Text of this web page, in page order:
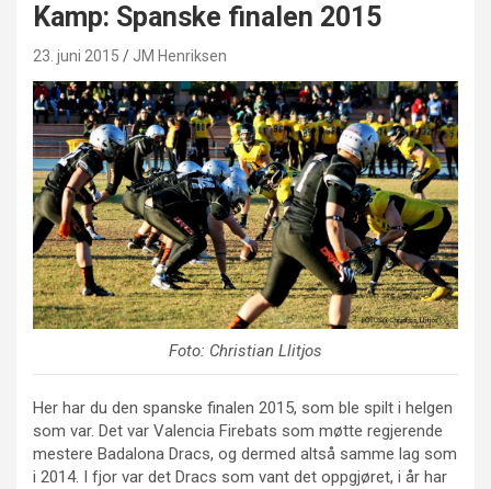
Kamp: Spanske finalen 2015
23. juni 2015 JM Henriksen
Foto: Christian Llitjos
Her har du den spanske finalen 2015, som ble spilt i helgen
som var. Det var Valencia Firebats som møtte regjerende
mestere Badalona Dracs, og dermed altså samme lag som
i 2014. I fjor var det Dracs som vant det oppgjøret, i år har